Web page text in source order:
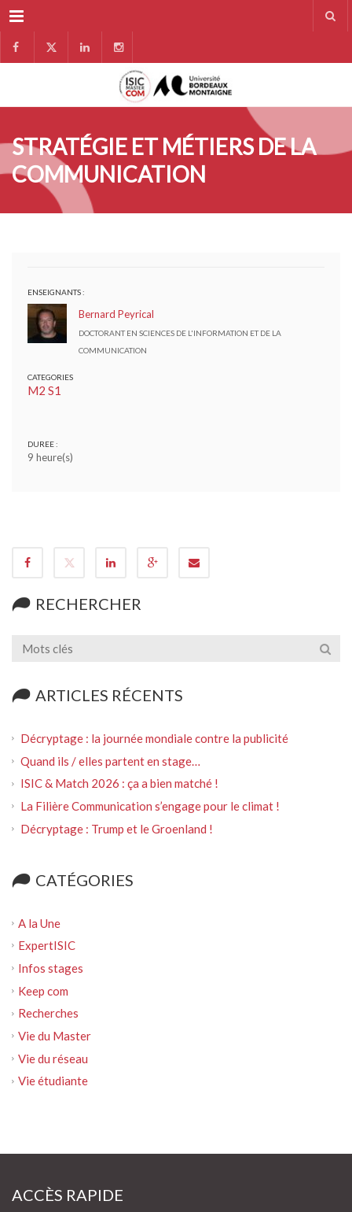
Menu
STRATÉGIE ET MÉTIERS DE LA
COMMUNICATION
ENSEIGNANTS :
Bernard Peyrical
DOCTORANT EN SCIENCES DE L'INFORMATION ET DE LA
COMMUNICATION
CATEGORIES
M2 S1
DUREE :
9 heure(s)
RECHERCHER
ARTICLES RÉCENTS
Décryptage : la journée mondiale contre la publicité
Quand ils / elles partent en stage…
ISIC & Match 2026 : ça a bien matché !
La Filière Communication s’engage pour le climat !
Décryptage : Trump et le Groenland !
CATÉGORIES
A la Une
ExpertISIC
Infos stages
Keep com
Recherches
Vie du Master
Vie du réseau
Vie étudiante
ACCÈS RAPIDE